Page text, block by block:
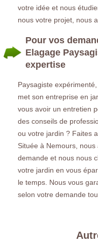
votre idée et nous
nous votre projet, nous
Pour vos
Elagage
expertise
Paysagiste
met son entreprise en
vous avoir un entretien
des conseils de
ou votre jardin ? Faites
Située à Nemours,
demande et nous nous
votre jardin en vous
le temps. Nous vous
selon votre demande